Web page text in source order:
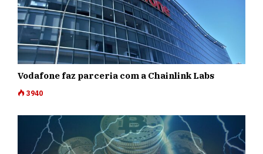
Vodafone faz parceria com a Chainlink Labs
3940